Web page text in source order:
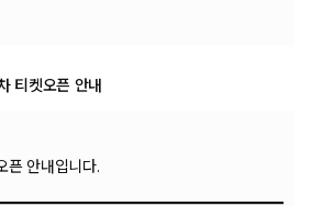
티켓오픈 안내
픈 안내입니다.